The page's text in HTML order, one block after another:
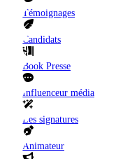
Témoignages
Candidats
Book Presse
Influenceur média
Les signatures
Animateur